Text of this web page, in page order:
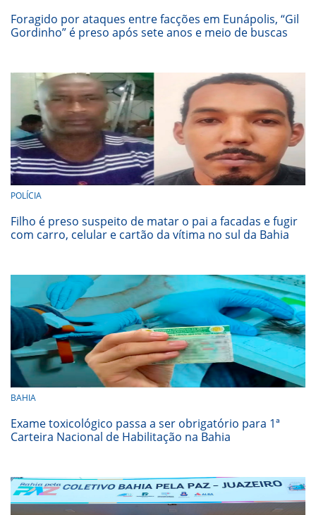
Foragido por ataques entre facções em Eunápolis, “Gil
Gordinho” é preso após sete anos e meio de buscas
POLÍCIA
Filho é preso suspeito de matar o pai a facadas e fugir
com carro, celular e cartão da vítima no sul da Bahia
BAHIA
Exame toxicológico passa a ser obrigatório para 1ª
Carteira Nacional de Habilitação na Bahia